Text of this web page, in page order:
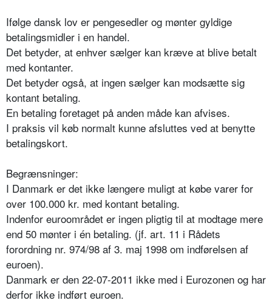
Ifølge dansk lov er pengesedler og mønter gyldige
betalingsmidler i en handel.
Det betyder, at enhver sælger kan kræve at blive betalt
med kontanter.
Det betyder også, at ingen sælger kan modsætte sig
kontant betaling.
En betaling foretaget på anden måde kan afvises.
I praksis vil køb normalt kunne afsluttes ved at benytte
betalingskort.
Begrænsninger:
I Danmark er det ikke længere muligt at købe varer for
over 100.000 kr. med kontant betaling.
Indenfor euroområdet er ingen pligtig til at modtage mere
end 50 mønter i én betaling. (jf. art. 11 i Rådets
forordning nr. 974/98 af 3. maj 1998 om indførelsen af
euroen).
Danmark er den 22-07-2011 ikke med i Eurozonen og har
derfor ikke indført euroen.